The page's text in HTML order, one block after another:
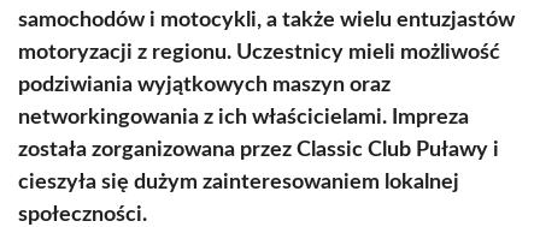
samochodów i motocykli, a także wielu entuzjastów
motoryzacji z regionu. Uczestnicy mieli możliwość
podziwiania wyjątkowych maszyn oraz
networkingowania z ich właścicielami. Impreza
została zorganizowana przez Classic Club Puławy i
cieszyła się dużym zainteresowaniem lokalnej
społeczności.